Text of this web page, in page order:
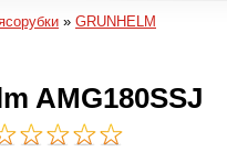
» GRUNHELM
AMG180SSJ